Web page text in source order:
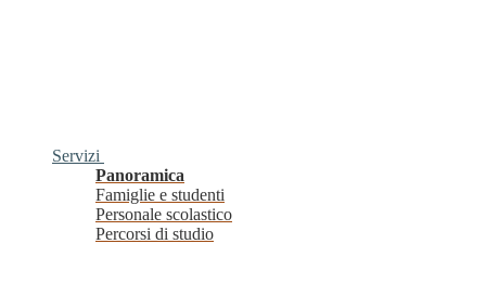
Servizi
Panoramica
Famiglie e studenti
Personale scolastico
Percorsi di studio